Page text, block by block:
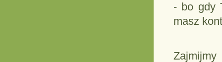
- bo gdy
masz